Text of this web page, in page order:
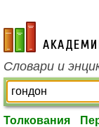
academic.ru
Словари и
Толкования